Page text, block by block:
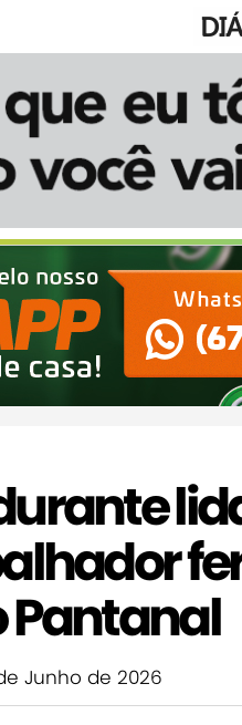
Pantanal
Junho de 2026